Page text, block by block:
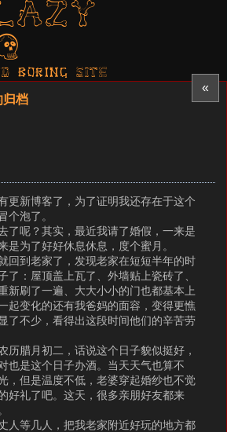
boring SITE
«
归档
更新博客了，为了证明我还存在于这个
个泡了。
了呢？其实，最近我请了婚假，一来是
是为了好好休息休息，度个蜜月。
回到老家了，发现老家在短短半年的时
了：屋顶盖上瓦了、外墙贴上瓷砖了、
新刷了一遍、大大小小的门也都基本上
起变化的还有我爸妈的面容，变得更憔
了不少，看得出这段时间他们的辛苦劳
历腊月初二，话说这个日子貌似挺好，
也是这个日子办酒。当天天气也算不
，但是温度不低，老婆穿起婚纱也不觉
好礼了吧。这天，很多亲朋好友都来
人等几人，把我老家附近好玩的地方都